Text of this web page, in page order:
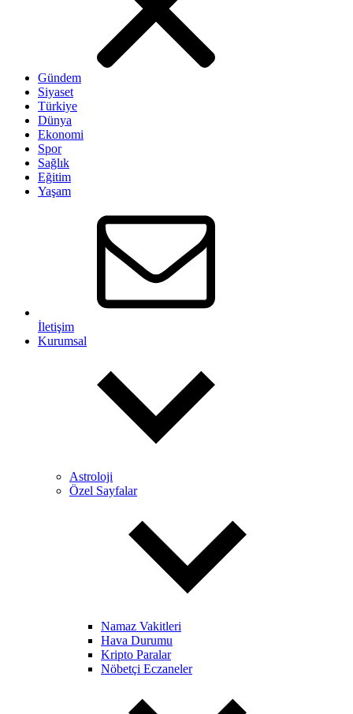
Gündem
Siyaset
Türkiye
Dünya
Ekonomi
Spor
Sağlık
Eğitim
Yaşam
İletişim
Kurumsal
Astroloji
Özel Sayfalar
Namaz Vakitleri
Hava Durumu
Kripto Paralar
Nöbetçi Eczaneler